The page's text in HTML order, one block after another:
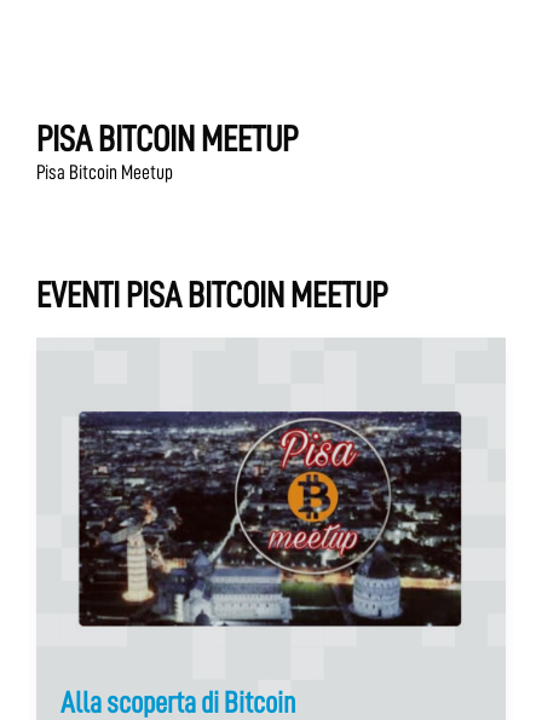
PISA BITCOIN MEETUP
Pisa Bitcoin Meetup
EVENTI PISA BITCOIN MEETUP
Alla scoperta di Bitcoin